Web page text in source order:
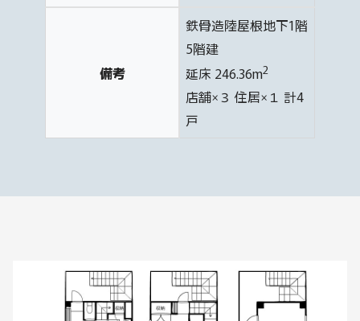
備考
鉄骨造陸屋根地下1階
5階建
延床 246.36m2
店舗×３ 住居×１ 計4
戸